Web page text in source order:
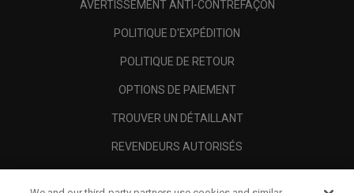
AVERTISSEMENT ANTI-CONTREFAÇON
POLITIQUE D'EXPÉDITION
POLITIQUE DE RETOUR
OPTIONS DE PAIEMENT
TROUVER UN DÉTAILLANT
REVENDEURS AUTORISÉS